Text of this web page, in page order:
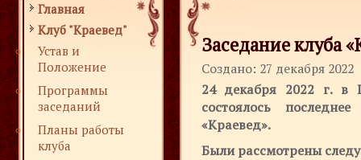
Главная
Клуб "Краевед"
Устав и
Положение
Программы
заседаний
Планы работы
клуба
Заседание клуба
Создано: 27 декабря 2022
24 декабря 2022 г. в
состоялось
«Краевед».
Были рассмотрены